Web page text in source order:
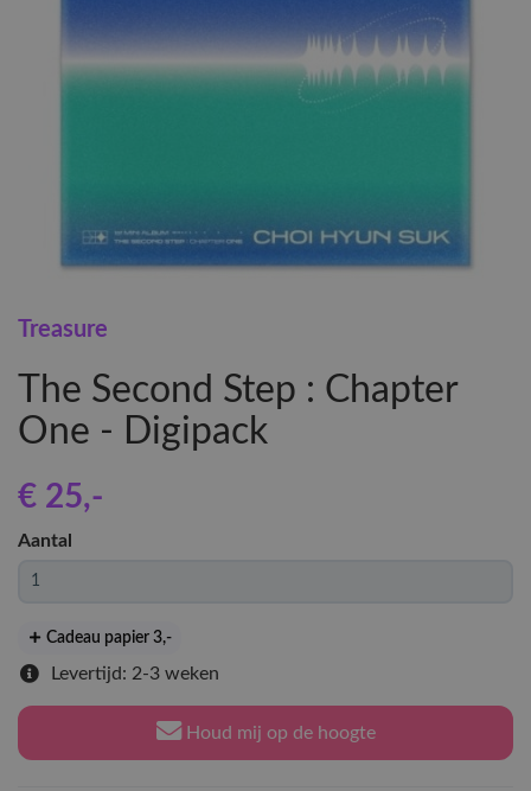
Treasure
The Second Step : Chapter
One - Digipack
€ 25,-
Aantal
Cadeau papier 3,-
Levertijd: 2-3 weken
Houd mij op de hoogte